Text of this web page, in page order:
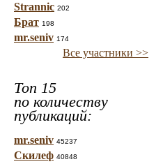
Strannic 202
Брат 198
mr.seniv 174
Все участники >>
Топ 15
по количеству
публикаций:
mr.seniv 45237
Скилеф 40848